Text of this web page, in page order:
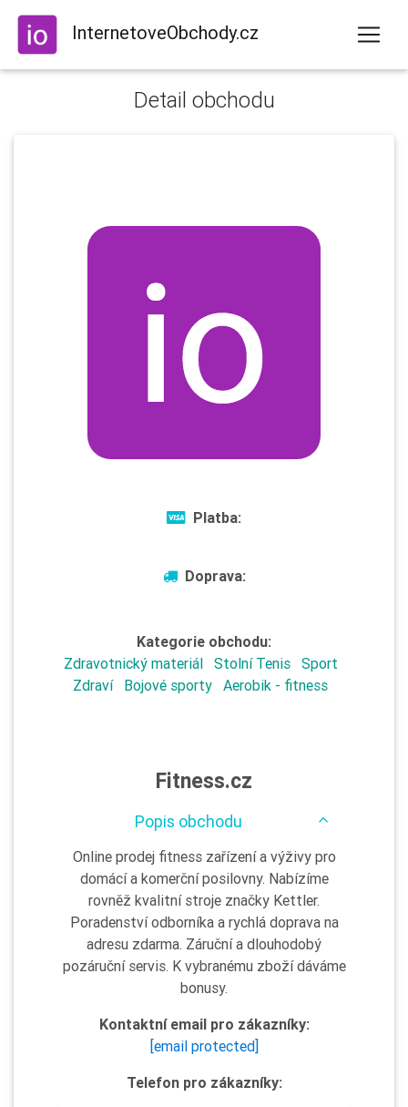
InternetoveObchody.cz
Detail obchodu
Platba:
Doprava:
Kategorie obchodu:
Zdravotnický materiál
Stolní Tenis
Sport
Zdraví
Bojové sporty Aerobik - fitness
Fitness.cz
Popis obchodu
Online prodej fitness zařízení a výživy pro
domácí a komerční posilovny. Nabízíme
rovněž kvalitní stroje značky Kettler.
Poradenství odborníka a rychlá doprava na
adresu zdarma. Záruční a dlouhodobý
pozáruční servis. K vybranému zboží dáváme
bonusy.
Kontaktní email pro zákazníky:
[email protected]
Telefon pro zákazníky: